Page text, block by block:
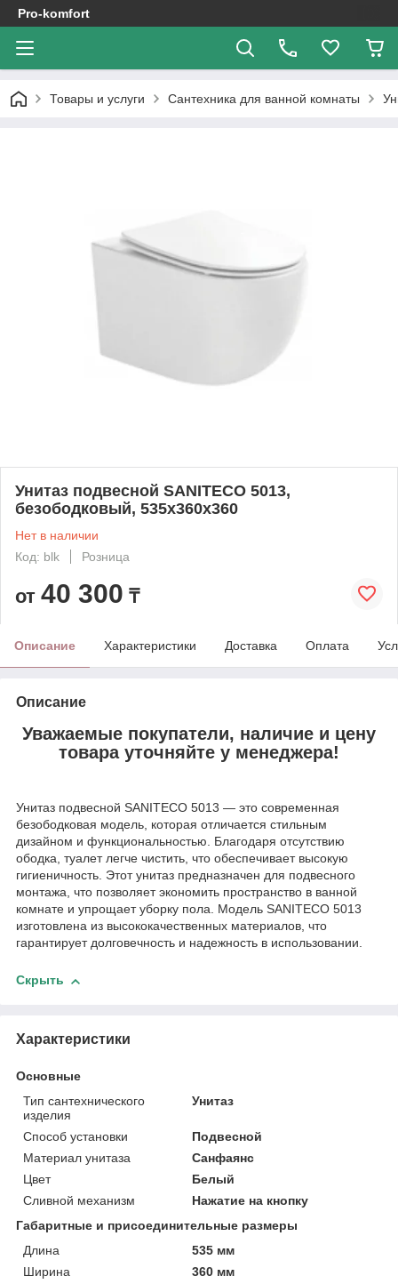
Pro-komfort
Товары и услуги Сантехника для ванной комнаты
Унитаз подвесной SANITECO 5013,
безободковый, 535x360x360
Нет в наличии
Код: blk
Розница
от 40 300 ₸
Описание Характеристики Доставка Оплата
Описание
Уважаемые покупатели, наличие и цену
товара уточняйте у менеджера!
Унитаз подвесной SANITECO 5013 — это современная
безободковая модель, которая отличается стильным
дизайном и функциональностью. Благодаря отсутствию
ободка, туалет легче чистить, что обеспечивает высокую
гигиеничность. Этот унитаз предназначен для подвесного
монтажа, что позволяет экономить пространство в ванной
комнате и упрощает уборку пола. Модель SANITECO 5013
изготовлена из высококачественных материалов, что
гарантирует долговечность и надежность в использовании.
Скрыть
Характеристики
Основные
Тип сантехнического
изделия
Унитаз
Способ установки
Подвесной
Материал унитаза
Санфаянс
Цвет
Белый
Сливной механизм
Нажатие на кнопку
Габаритные и присоединительные размеры
Длина
535 мм
Ширина
360 мм